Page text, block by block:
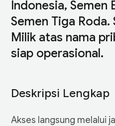
Indonesia, Semen
Semen Tiga
Milik atas nama
siap operasional.
Deskripsi Lengkap
Akses langsung melalui